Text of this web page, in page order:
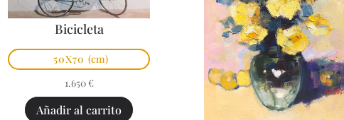
Bicicleta
50X70 (cm)
1.650 €
Añadir al carrito